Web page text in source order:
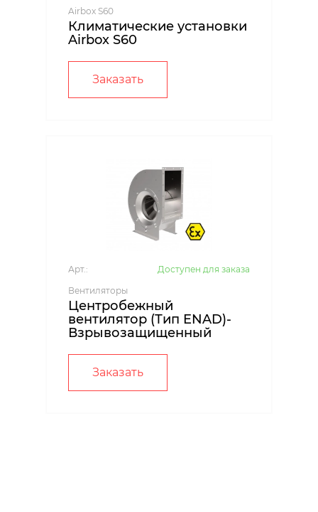
Airbox S60
Климатические установки
Airbox S60
Заказать
Арт.:
Доступен для заказа
Вентиляторы
Центробежный
вентилятор (Тип ENAD)-
Взрывозащищенный
Заказать